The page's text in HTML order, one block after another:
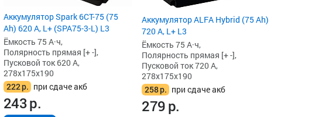
Аккумулятор Spark 6СТ-75 (75
Ah) 620 А, L+ (SPA75-3-L) L3
Ёмкость 75 А·ч,
Полярность прямая [+ -],
Пусковой ток 620 А,
278x175x190
222р. при сдаче акб
243р.
Аккумулятор ALFA Hybrid (75 Ah)
720 А, L+ L3
Ёмкость 75 А·ч,
Полярность прямая [+ -],
Пусковой ток 720 А,
278x175x190
258р. при сдаче акб
279р.